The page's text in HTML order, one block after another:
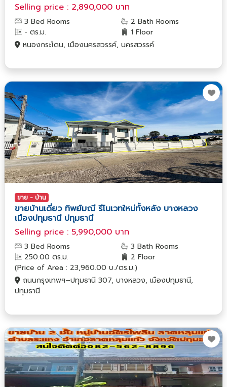
Selling price : 2,890,000 บาท
3 Bed Rooms
2 Bath Rooms
- ตร.ม.
1 Floor
หนองกระโดน, เมืองนครสวรรค์, นครสวรรค์
ขาย - บ้าน
ขายบ้านเดี่ยว ทิพย์มณี รีโนเวทใหม่ทั้งหลัง บางหลวง
เมืองปทุมธานี ปทุมธานี
Selling price : 5,990,000 บาท
3 Bed Rooms
3 Bath Rooms
250.00 ตร.ม.
2 Floor
(Price of Area : 23,960.00 บ./ตร.ม.)
ถนนกรุงเทพฯ–ปทุมธานี 307, บางหลวง, เมืองปทุมธานี,
ปทุมธานี